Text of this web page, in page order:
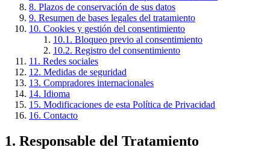
8. Plazos de conservación de sus datos
9. Resumen de bases legales del tratamiento
10. Cookies y gestión del consentimiento
10.1. Bloqueo previo al consentimiento
10.2. Registro del consentimiento
11. Redes sociales
12. Medidas de seguridad
13. Compradores internacionales
14. Idioma
15. Modificaciones de esta Política de Privacidad
16. Contacto
1. Responsable del Tratamiento